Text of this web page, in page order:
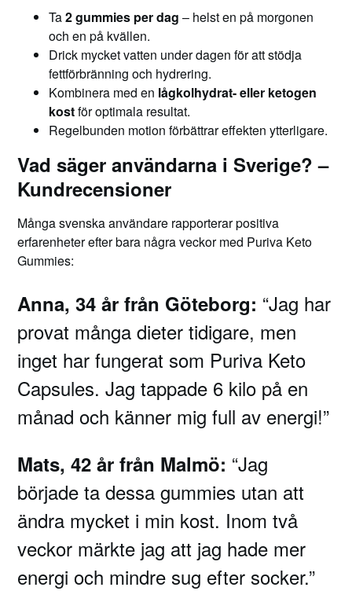
Ta2 gummies per dag – helst en på morgonen
och en på kvällen.
Drick mycket vatten under dagen för att stödja
fettförbränning och hydrering.
Kombinera med en lågkolhydrat- eller ketogen
kostför optimala resultat.
Regelbunden motion förbättrar effekten ytterligare.
Vad säger användarna i Sverige? –
Kundrecensioner
Många svenska användare rapporterar positiva
erfarenheter efter bara några veckor med Puriva Keto
Gummies:
Anna, 34 år från Göteborg: “Jag har
provat många dieter tidigare, men
inget har fungerat som Puriva Keto
Capsules. Jag tappade 6 kilo på en
månad och känner mig full av energi!”
Mats, 42 år från Malmö: “Jag
började ta dessa gummies utan att
ändra mycket i min kost. Inom två
veckor märkte jag att jag hade mer
energi och mindre sug efter socker.”